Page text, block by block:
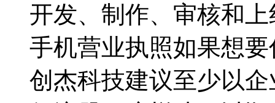
开发、制作、审核和
手机营业执照如果想
创杰科技建议至少以